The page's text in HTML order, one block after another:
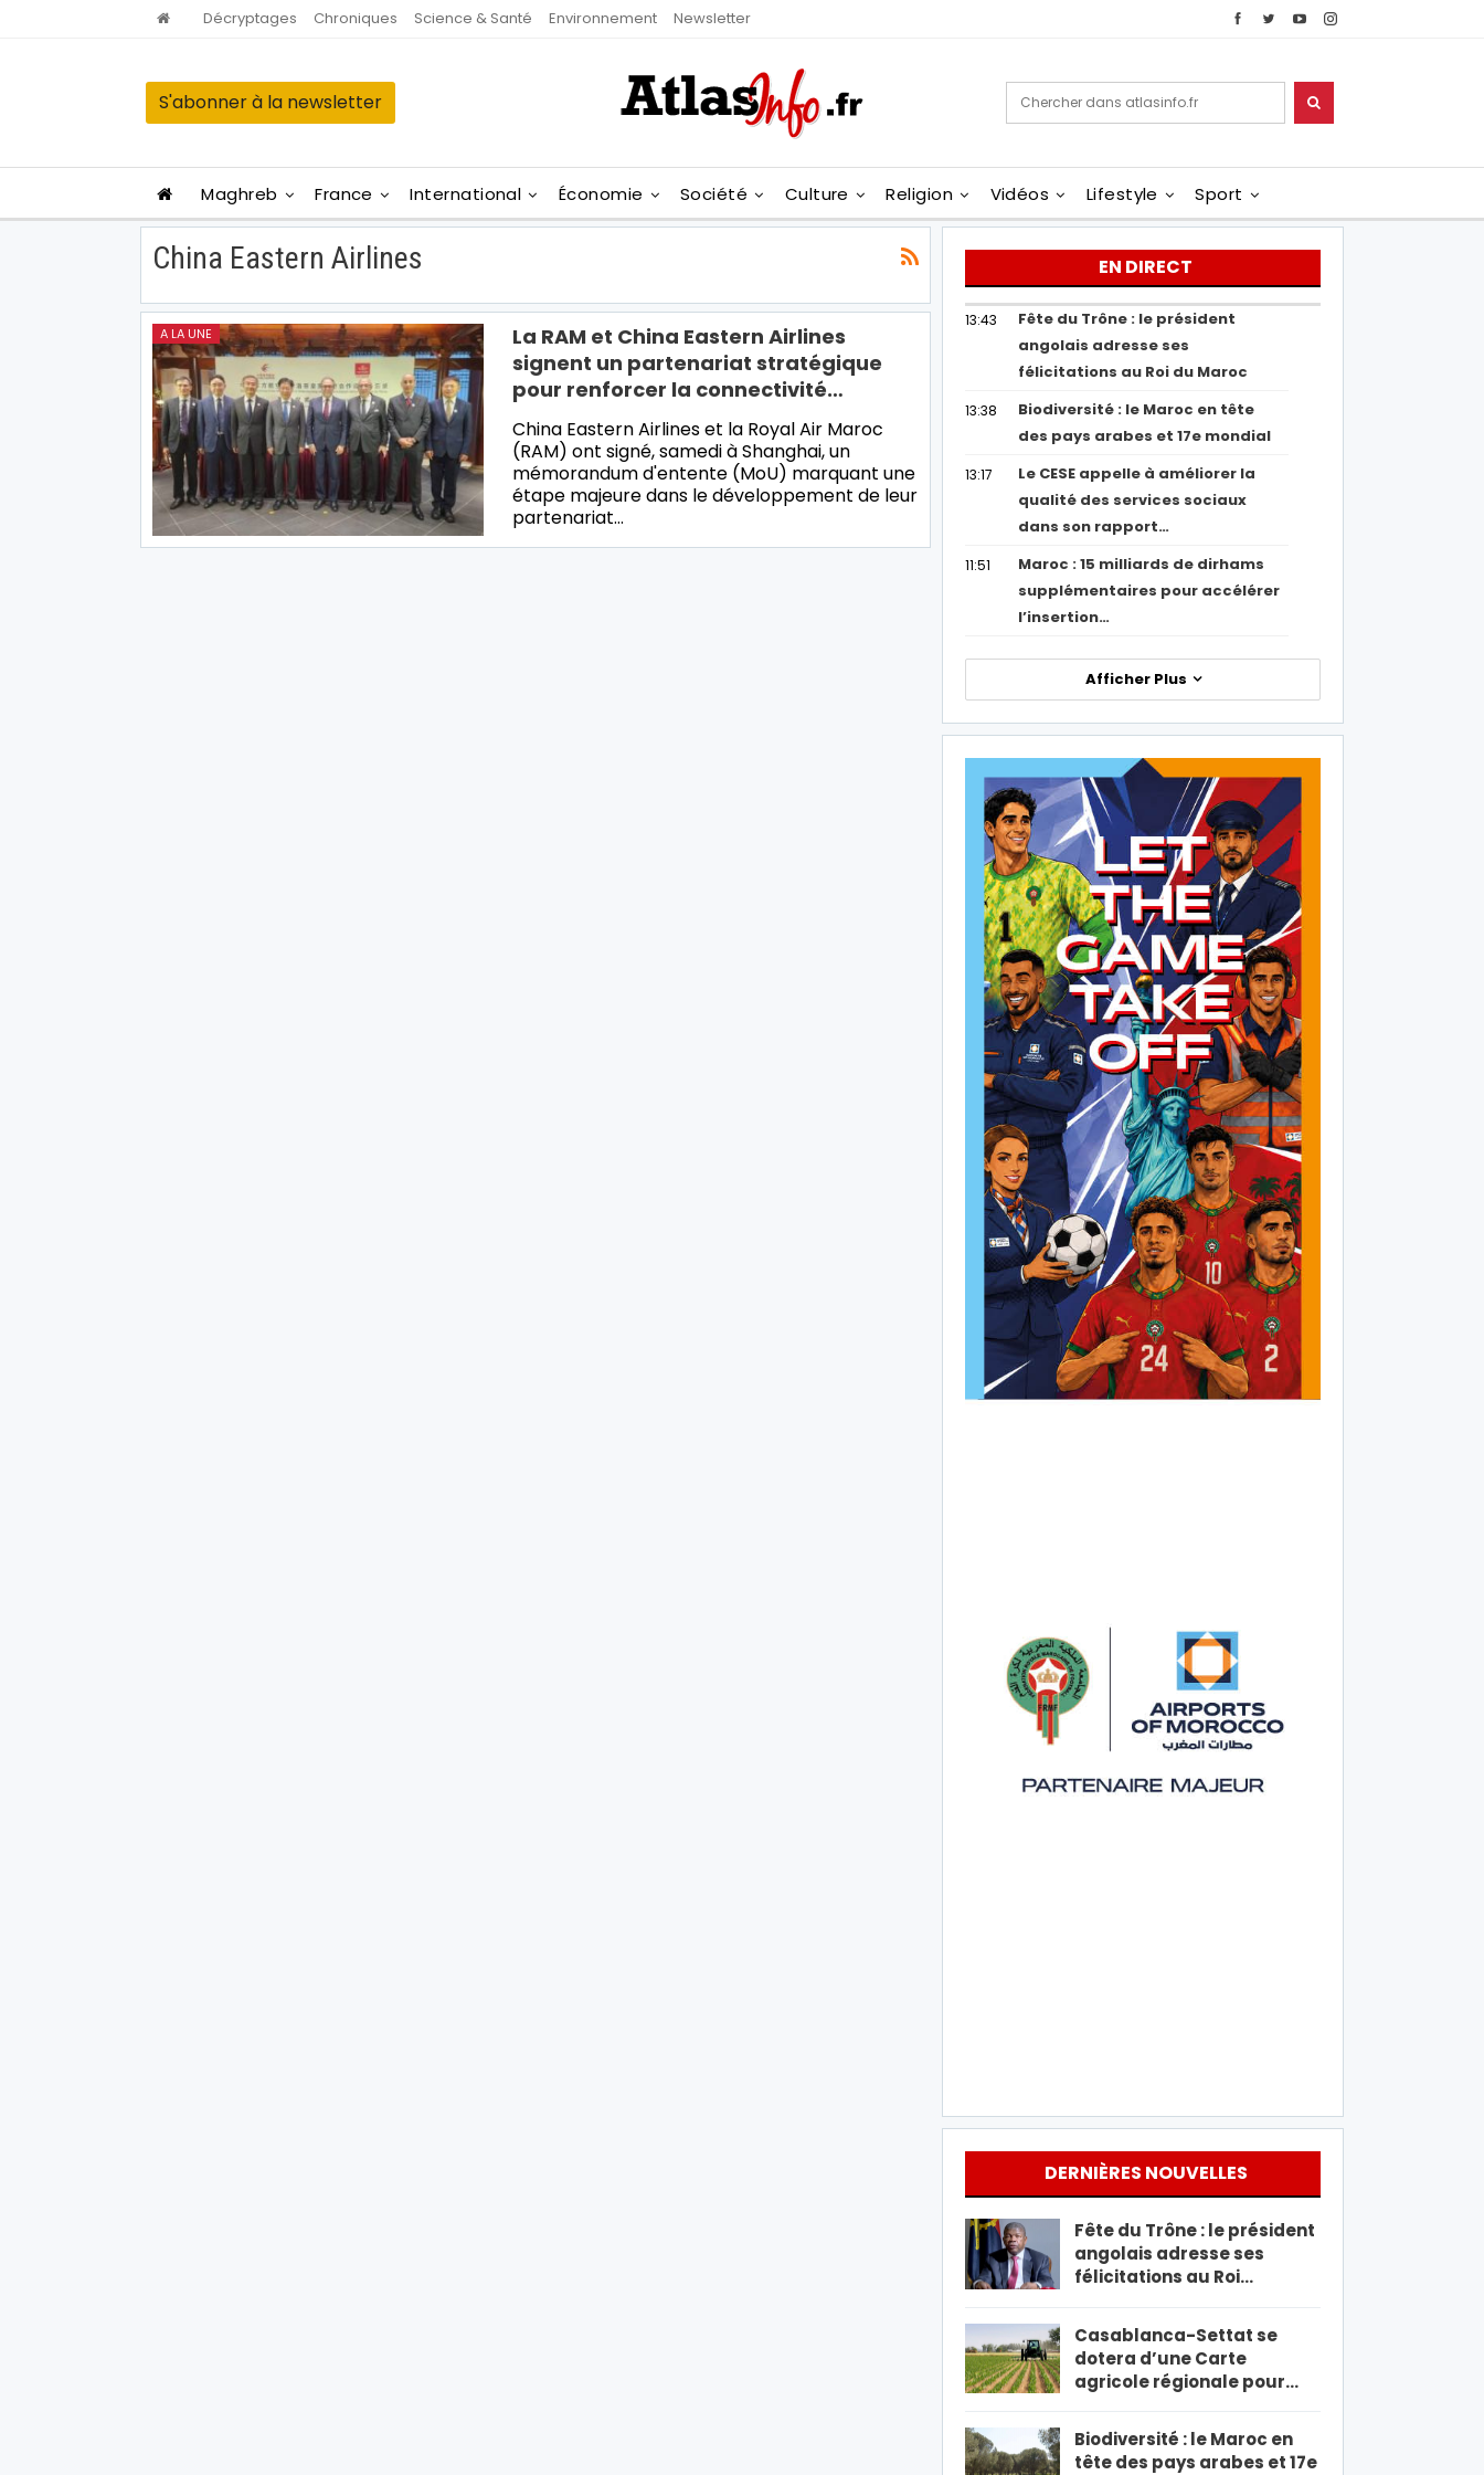
Décryptages Chroniques Science & Santé Environnement Newsletter
S'abonner à la newsletter
Maghreb France International Économie Société Culture Religion Vidéos Lifestyle Sport
China Eastern Airlines
A LA UNE
La RAM et China Eastern Airlines
signent un partenariat stratégique
pour renforcer la connectivité…
China Eastern Airlines et la Royal Air Maroc
(RAM) ont signé, samedi à Shanghai, un
mémorandum d'entente (MoU) marquant une
étape majeure dans le développement de leur
partenariat…
EN DIRECT
13:43
Fête du Trône : le président
angolais adresse ses
félicitations au Roi du Maroc
13:38
Biodiversité : le Maroc en tête
des pays arabes et 17e mondial
13:17
Le CESE appelle à améliorer la
qualité des services sociaux
dans son rapport…
11:51
Maroc : 15 milliards de dirhams
supplémentaires pour accélérer
l’insertion…
Afficher Plus
DERNIÈRES NOUVELLES
Fête du Trône : le président
angolais adresse ses
félicitations au Roi…
Casablanca-Settat se
dotera d’une Carte
agricole régionale pour…
Biodiversité : le Maroc en
tête des pays arabes et 17e